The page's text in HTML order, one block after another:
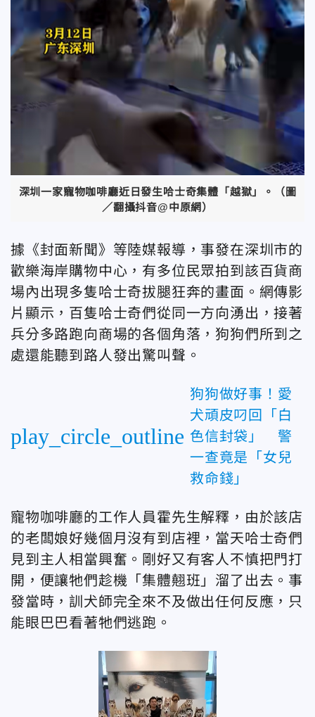
深圳一家寵物咖啡廳近日發生哈士奇集體「越獄」。（圖
／翻攝抖音@中原網）
據《封面新聞》等陸媒報導，事發在深圳市的
歡樂海岸購物中心，有多位民眾拍到該百貨商
場內出現多隻哈士奇拔腿狂奔的畫面。網傳影
片顯示，百隻哈士奇們從同一方向湧出，接著
兵分多路跑向商場的各個角落，狗狗們所到之
處還能聽到路人發出驚叫聲。
play_circle_outline
狗狗做好事！愛
犬頑皮叼回「白
色信封袋」 警
一查竟是「女兒
救命錢」
寵物咖啡廳的工作人員霍先生解釋，由於該店
的老闆娘好幾個月沒有到店裡，當天哈士奇們
見到主人相當興奮。剛好又有客人不慎把門打
開，便讓牠們趁機「集體翹班」溜了出去。事
發當時，訓犬師完全來不及做出任何反應，只
能眼巴巴看著牠們逃跑。